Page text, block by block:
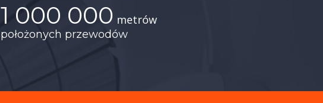
1 000 000 metrów
położonych przewodów